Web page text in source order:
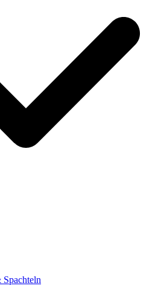
Spachteln